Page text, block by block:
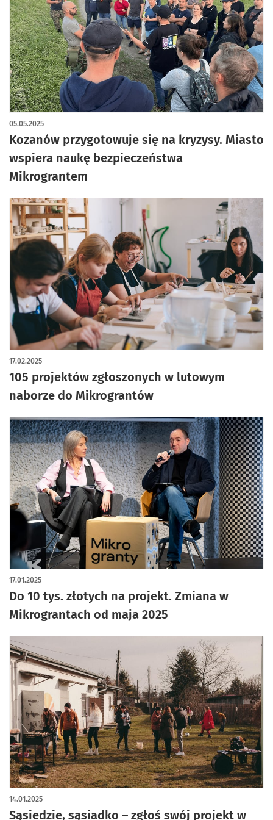
Kozanów przygotowuje się na kryzysy. Miasto
wspiera naukę bezpieczeństwa
Mikrograntem
05.05.2025
105 projektów zgłoszonych w lutowym
naborze do Mikrograntów
17.02.2025
Do 10 tys. złotych na projekt. Zmiana w
Mikrograntach od maja 2025
17.01.2025
Sąsiedzie, sąsiadko – zgłoś swój projekt w
14.01.2025